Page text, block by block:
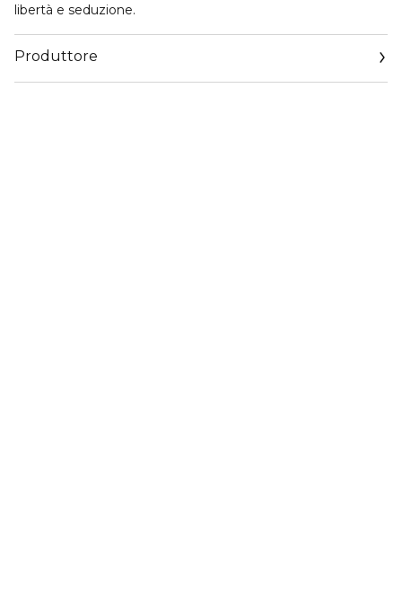
libertà e seduzione.
Produttore